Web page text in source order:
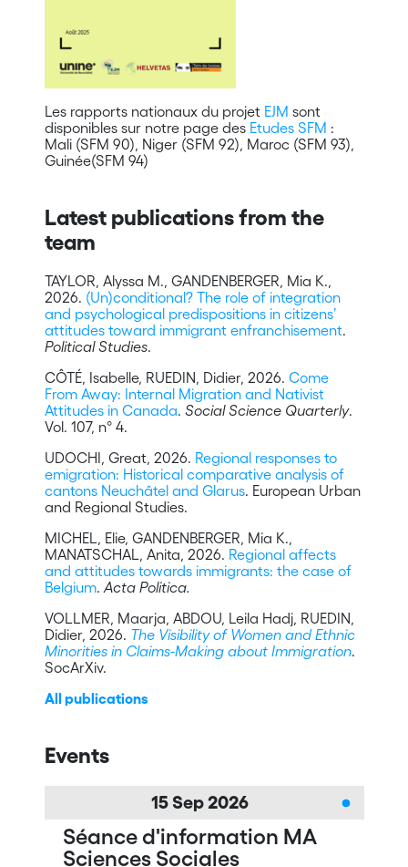
Les rapports nationaux du projet EJM sont
disponibles sur notre page des Etudes SFM :
Mali (SFM 90), Niger (SFM 92), Maroc (SFM 93),
Guinée(SFM 94)
Latest publications from the
team
TAYLOR, Alyssa M., GANDENBERGER, Mia K.,
2026. (Un)conditional? The role of integration
and psychological predispositions in citizens’
attitudes toward immigrant enfranchisement.
Political Studies.
CÔTÉ, Isabelle, RUEDIN, Didier, 2026. Come
From Away: Internal Migration and Nativist
Attitudes in Canada Social Science Quarterly.
Vol. 107, n° 4.
UDOCHI, Great, 2026. Regional responses to
emigration: Historical comparative analysis of
cantons Neuchâtel and Glarus. European Urban
and Regional Studies.
MICHEL, Elie, GANDENBERGER, Mia K.,
MANATSCHAL, Anita, 2026. Regional affects
and attitudes towards immigrants: the case of
Belgium. Acta Politica.
VOLLMER, Maarja, ABDOU, Leila Hadj, RUEDIN,
Didier, 2026. The Visibility of Women and Ethnic
Minorities in Claims-Making about Immigration.
SocArXiv.
All publications
Events
15 Sep 2026
Séance d'information MA
Sciences Sociales